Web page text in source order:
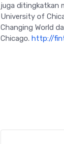
juga ditingkatkan
University of
Changing World
Chicago. http://